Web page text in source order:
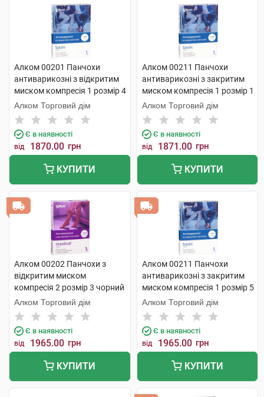
Алком 00201 Панчохи
антиварикозні з відкритим
миском компресія 1 розмір 4
бежевий 1 пара
Алком Торговий дім
Є в наявності
від 1870.00 грн
КУПИТИ
Алком 00211 Панчохи
антиварикозні з закритим
миском компресія 1 розмір 1
чорні 1 пара
Алком Торговий дім
Є в наявності
від 1871.00 грн
КУПИТИ
Алком 00202 Панчохи з
відкритим миском
компресія 2 розмір 3 чорний
1 пара
Алком Торговий дім
Є в наявності
від 1965.00 грн
КУПИТИ
Алком 00211 Панчохи
антиварикозні з закритим
миском компресія 1 розмір 5
чорний 1 пара
Алком Торговий дім
Є в наявності
від 1965.00 грн
КУПИТИ